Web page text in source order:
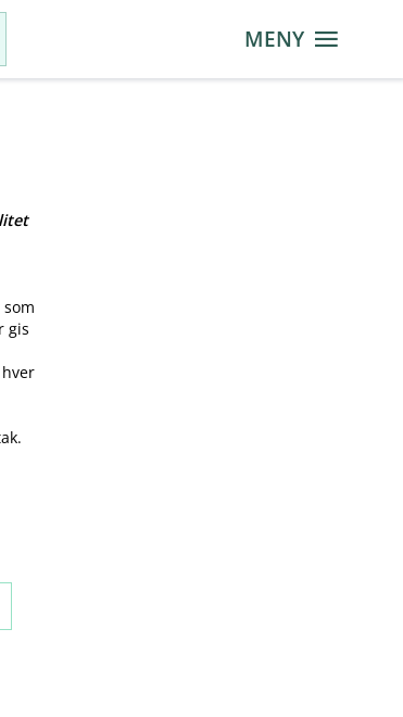
MENY
gis
hver